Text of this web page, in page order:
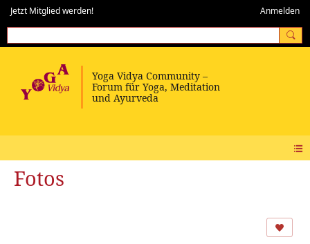
Jetzt Mitglied werden! Anmelden
Fotos